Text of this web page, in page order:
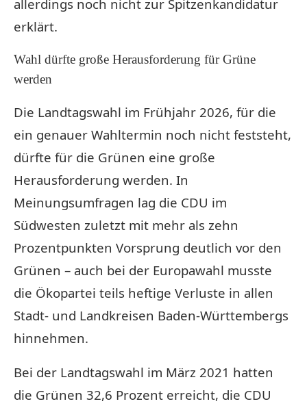
allerdings noch nicht zur Spitzenkandidatur
erklärt.
Wahl dürfte große Herausforderung für Grüne
werden
Die Landtagswahl im Frühjahr 2026, für die
ein genauer Wahltermin noch nicht feststeht,
dürfte für die Grünen eine große
Herausforderung werden. In
Meinungsumfragen lag die CDU im
Südwesten zuletzt mit mehr als zehn
Prozentpunkten Vorsprung deutlich vor den
Grünen – auch bei der Europawahl musste
die Ökopartei teils heftige Verluste in allen
Stadt- und Landkreisen Baden-Württembergs
hinnehmen.
Bei der Landtagswahl im März 2021 hatten
die Grünen 32,6 Prozent erreicht, die CDU